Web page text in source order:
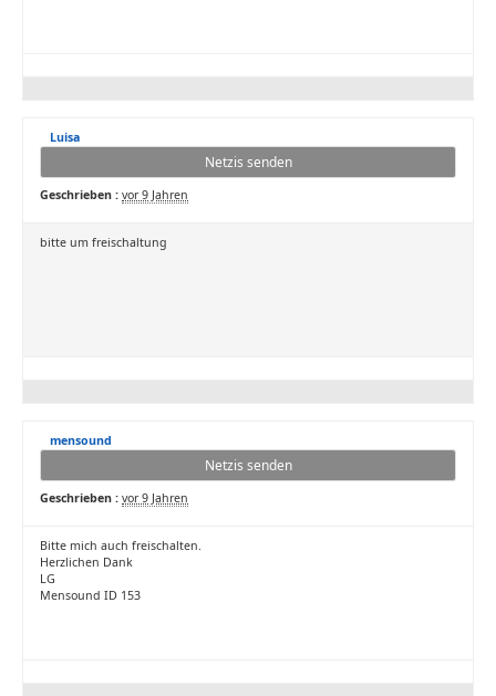
Luisa
Netzis senden
Geschrieben : vor 9 Jahren
bitte um freischaltung
mensound
Netzis senden
Geschrieben : vor 9 Jahren
Bitte mich auch freischalten.
Herzlichen Dank
LG
Mensound ID 153